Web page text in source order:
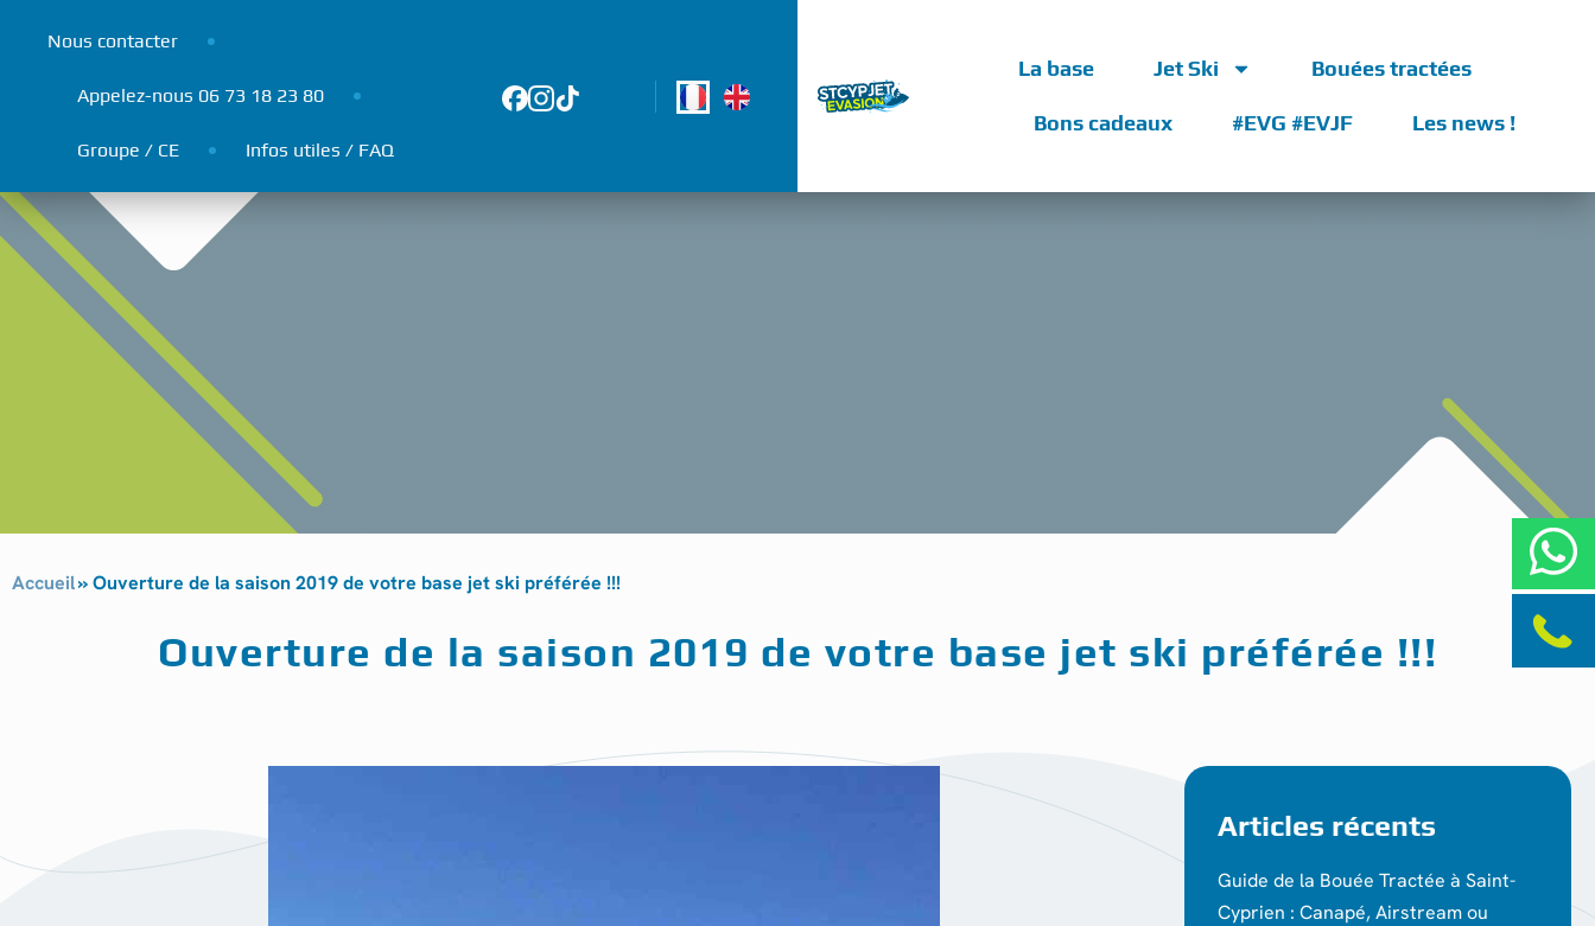
Nous contacter
Appelez-nous 06 73 18 23 80
Groupe / CE Infos utiles / FAQ
La base Jet Ski Bouées tractées
Bons cadeaux #EVG #EVJF Les news !
Accueil»Ouverture de la saison 2019 de votre base jet ski préférée !!!
Ouverture de la saison 2019 de votre base jet ski préférée !!!
Articles récents
Guide de la Bouée Tractée à Saint-
Cyprien : Canapé, Airstream ou